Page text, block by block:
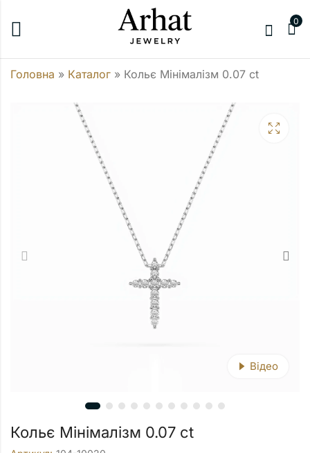
0
Головна » Каталог » Кольє Мінімалізм 0.07 ct
Кольє Солітер
(круг)
42500,00
Кольє Мінімалізм
0.2 ct
45900,00
Відео
Кольє Мінімалізм 0.07 ct